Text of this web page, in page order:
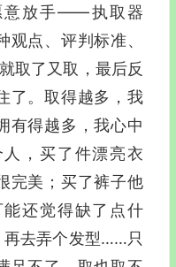
意放手—―执取器
点、评判标准、
取了又取，最后反
了。取得越多，我
有得越多，我心中
，买了件漂亮衣
完美；买了裤子他
还觉得缺了点什
再去弄个发型……只